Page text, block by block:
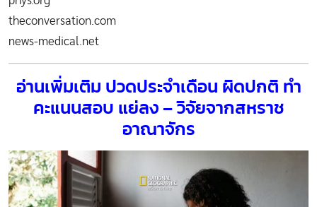
theconversation.com
news-medical.net
อ่านเพิ่มเติม ปวดประจำเดือน ผิดปกติ ทำ
คะแนนสอบ แย่ลง – วิจัยจากสหราช
อาณาจักร